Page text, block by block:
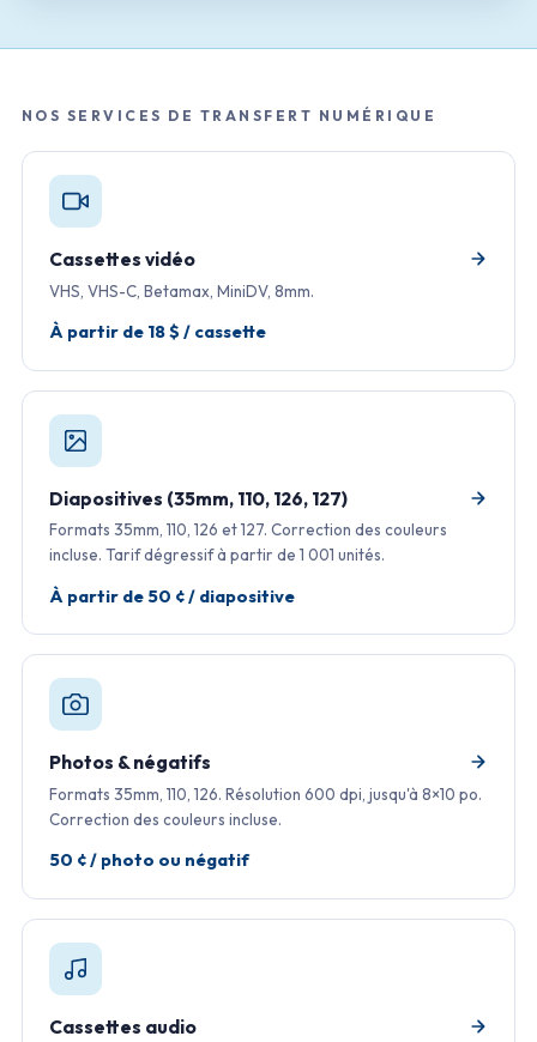
NOS SERVICES DE TRANSFERT NUMÉRIQUE
Cassettes vidéo
VHS, VHS-C, Betamax, MiniDV, 8mm.
À partir de 18 $ / cassette
Diapositives (35mm, 110, 126, 127)
Formats 35mm, 110, 126 et 127. Correction des couleurs
incluse. Tarif dégressif à partir de 1 001 unités.
À partir de 50 ¢ / diapositive
Photos & négatifs
Formats 35mm, 110, 126. Résolution 600 dpi, jusqu'à 8×10 po.
Correction des couleurs incluse.
50 ¢ / photo ou négatif
Cassettes audio